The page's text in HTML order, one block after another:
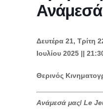
Δευτέρα 21, Τρίτη
Ιουλίου 2025 ||
Θερινός
Ανάμεσά μας/ Le